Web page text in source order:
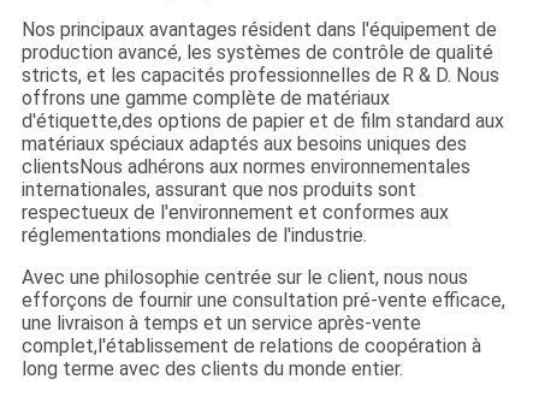
Nos principaux avantages résident dans l'équipement de
production avancé, les systèmes de contrôle de qualité
stricts, et les capacités professionnelles de R & D. Nous
offrons une gamme complète de matériaux
d'étiquette,des options de papier et de film standard aux
matériaux spéciaux adaptés aux besoins uniques des
clientsNous adhérons aux normes environnementales
internationales, assurant que nos produits sont
respectueux de l'environnement et conformes aux
réglementations mondiales de l'industrie.
Avec une philosophie centrée sur le client, nous nous
efforçons de fournir une consultation pré-vente efficace,
une livraison à temps et un service après-vente
complet,l'établissement de relations de coopération à
long terme avec des clients du monde entier.